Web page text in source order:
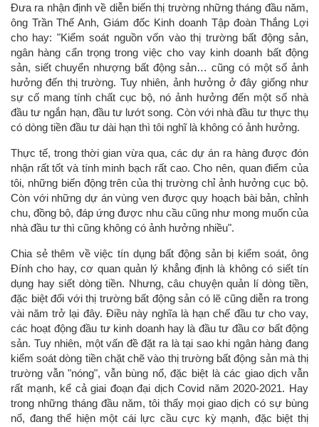
Đưa ra nhận định về diễn biến thị trường những tháng đầu năm,
ông Trần Thế Anh, Giám đốc Kinh doanh Tập đoàn Thắng Lợi
cho hay: "Kiểm soát nguồn vốn vào thị trường bất động sản,
ngân hàng cẩn trọng trong việc cho vay kinh doanh bất động
sản, siết chuyển nhượng bất động sản… cũng có một số ảnh
hưởng đến thị trường. Tuy nhiên, ảnh hưởng ở đây giống như
sự cố mang tính chất cục bộ, nó ảnh hưởng đến một số nhà
đầu tư ngắn hạn, đầu tư lướt song. Còn với nhà đầu tư thực thụ
có dòng tiền đầu tư dài hạn thì tôi nghĩ là không có ảnh hưởng.
Thực tế, trong thời gian vừa qua, các dự án ra hàng được đón
nhận rất tốt và tính minh bạch rất cao. Cho nên, quan điểm của
tôi, những biến động trên của thị trường chỉ ảnh hưởng cục bộ.
Còn với những dự án vùng ven được quy hoạch bài bản, chỉnh
chu, đồng bộ, đáp ứng được nhu cầu cũng như mong muốn của
nhà đầu tư thì cũng không có ảnh hưởng nhiều".
Chia sẻ thêm về việc tín dụng bất động sản bị kiểm soát, ông
Đính cho hay, cơ quan quản lý khẳng định là không có siết tín
dụng hay siết dòng tiền. Nhưng, câu chuyện quản lí dòng tiền,
đặc biệt đối với thị trường bất động sản có lẽ cũng diễn ra trong
vài năm trở lại đây. Điều này nghĩa là hạn chế đầu tư cho vay,
các hoạt động đầu tư kinh doanh hay là đầu tư đầu cơ bất động
sản. Tuy nhiên, một vấn đề đặt ra là tại sao khi ngân hàng đang
kiểm soát dòng tiền chặt chẽ vào thị trường bất động sản mà thị
trường vẫn "nóng", vẫn bùng nổ, đặc biệt là các giao dịch vẫn
rất mạnh, kể cả giai đoạn đại dịch Covid năm 2020-2021. Hay
trong những tháng đầu năm, tôi thấy mọi giao dịch có sự bùng
nổ, đang thể hiện một cái lực cầu cực kỳ mạnh, đặc biệt thị